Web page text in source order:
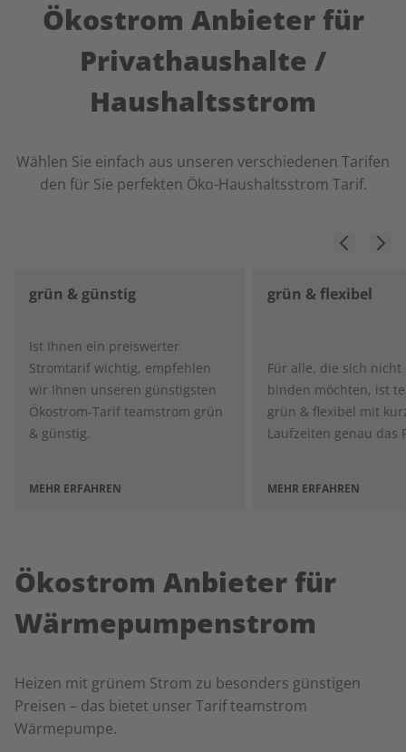
Ökostrom Anbieter für
Privathaushalte /
Haushaltsstrom
Wählen Sie einfach aus unseren verschiedenen Tarifen
den für Sie perfekten Öko-Haushaltsstrom Tarif.
grün & günstig
Ist Ihnen ein preiswerter
Stromtarif wichtig, empfehlen
wir Ihnen unseren günstigsten
Ökostrom-Tarif teamstrom grün
& günstig.
MEHR ERFAHREN
grün & flexibel
Für alle, die sich nicht
binden möchten, ist
grün & flexibel mit
Laufzeiten genau das
MEHR ERFAHREN
Ökostrom Anbieter für
Wärmepumpenstrom
Heizen mit grünem Strom zu besonders günstigen
Preisen – das bietet unser Tarif teamstrom
Wärmepumpe.